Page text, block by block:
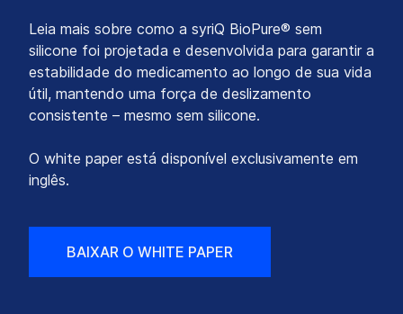
Leia mais sobre como a syriQ BioPure® sem
silicone foi projetada e desenvolvida para garantir a
estabilidade do medicamento ao longo de sua vida
útil, mantendo uma força de deslizamento
consistente – mesmo sem silicone.
O white paper está disponível exclusivamente em
inglês.
BAIXAR O WHITE PAPER